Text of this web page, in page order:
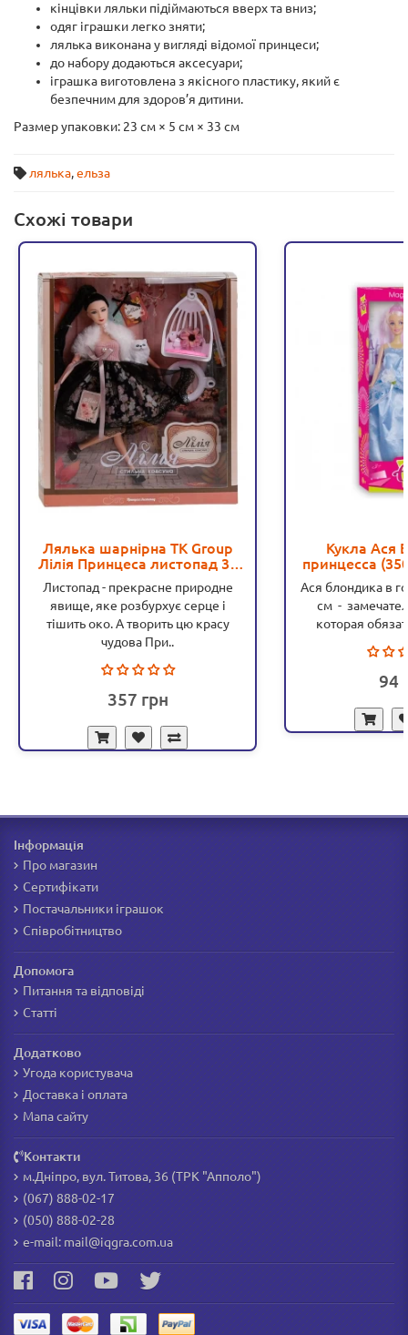
кінцівки ляльки підіймаються вверх та вниз;
одяг іграшки легко зняти;
лялька виконана у вигляді відомої принцеси;
до набору додаються аксесуари;
іграшка виготовлена з якісного пластику, який є
безпечним для здоров’я дитини.
Размер упаковки: 23 см × 5 см × 33 см
лялька,ельза
Схожі товари
Лялька шарнірна TK Group
Лілія Принцеса листопад 30
Листопад - прекрасне природне
явище, яке розбурхує серце і
тішить око. А творить цю красу
чудова При..
357
Кукла Ася
принцесса
Ася блондика в
см -
которая
94
Інформація
Про магазин
Сертифікати
Постачальники іграшок
Співробітництво
Допомога
Питання та відповіді
Статті
Додатково
Угода користувача
Доставка і оплата
Мапа сайту
Контакти
м.Дніпро, вул. Титова, 36 (ТРК "Апполо")
(067) 888-02-17
(050) 888-02-28
e-mail:mail@iqgra.com.ua